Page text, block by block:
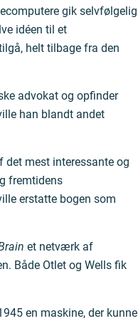
gik selvfølgelig
idéen til et
helt tilbage fra den
advokat og opfinder
han blandt andet
mest interessante og
fremtidens
erstatte bogen som
et netværk af
Både Otlet og Wells fik
en maskine, der kunne